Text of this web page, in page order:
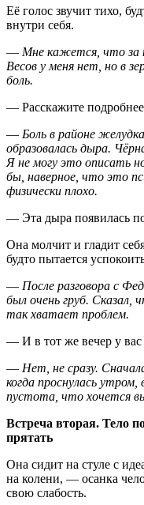
Её голос звучит тихо,
внутри себя.
— Мне кажется, что за
Весов у меня нет, но в
боль.
— Расскажите
— Боль в районе
образовалась дыра.
Я не могу это описать
бы, наверное, что это
физически плохо.
— Эта дыра появилась
Она молчит и гладит
будто пытается
— После разговора с
был очень груб. Сказал,
так хватает проблем.
— И в тот же вечер у вас
— Нет, не сразу.
когда проснулась
пустота, что хочется
Встреча вторая. Тело
прятать
Она сидит на стуле с
на колени, — осанка
свою слабость.